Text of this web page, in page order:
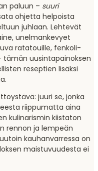
paluun – suuri
ohjetta helpoista
juhlaan. Lehtevät
unelmankevyet
ratatouille, fenkoli-
tämän uusintapainoksen
reseptien lisäksi
juuri se, jonka
riippumatta aina
kulinarismin kiistaton
rennon ja lempeän
kauhanvarressa on
maistuvuudesta ei